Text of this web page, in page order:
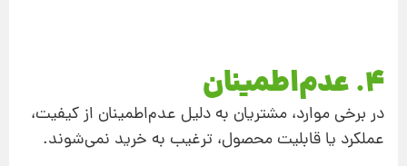
4. عدم‌اطمینان
در برخی موارد، مشتریان به دلیل عدم‌اطمینان از کیفیت،
عملکرد یا قابلیت محصول، ترغیب به خرید نمی‌شوند.